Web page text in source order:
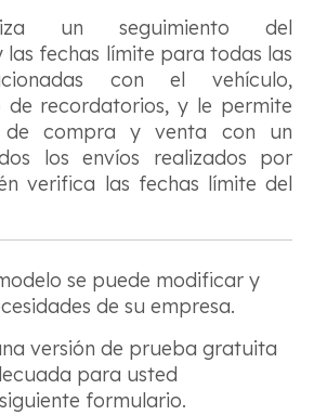
un seguimiento del
las fechas límite para todas las
con el vehículo,
de recordatorios, y le permite
de compra y venta con un
los envíos realizados por
verifica las fechas límite del
se puede modificar y
de su empresa.
versión de prueba gratuita
para usted
formulario.